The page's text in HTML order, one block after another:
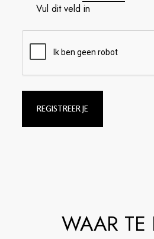
Vul dit veld in
REGISTREER JE
WAAR TE